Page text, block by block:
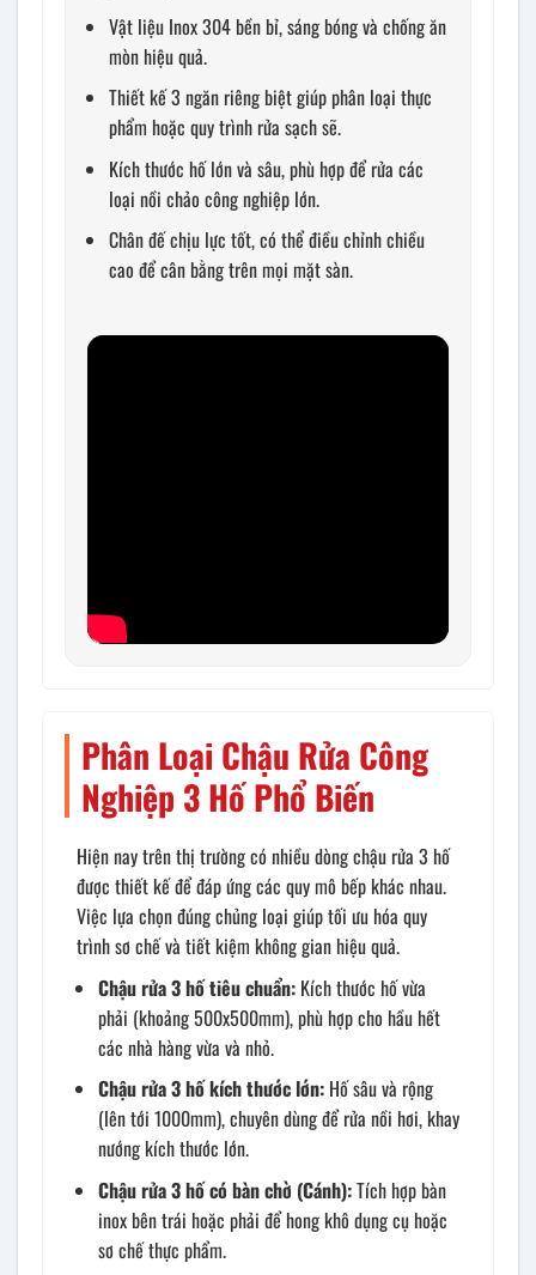
Vật liệu Inox 304 bền bỉ, sáng bóng và chống ăn
mòn hiệu quả.
Thiết kế 3 ngăn riêng biệt giúp phân loại thực
phẩm hoặc quy trình rửa sạch sẽ.
Kích thước hố lớn và sâu, phù hợp để rửa các
loại nồi chảo công nghiệp lớn.
Chân đế chịu lực tốt, có thể điều chỉnh chiều
cao để cân bằng trên mọi mặt sàn.
Phân Loại Chậu Rửa Công
Nghiệp 3 Hố Phổ Biến
Hiện nay trên thị trường có nhiều dòng chậu rửa 3 hố
được thiết kế để đáp ứng các quy mô bếp khác nhau.
Việc lựa chọn đúng chủng loại giúp tối ưu hóa quy
trình sơ chế và tiết kiệm không gian hiệu quả.
Chậu rửa 3 hố tiêu chuẩn: Kích thước hố vừa
phải (khoảng 500x500mm), phù hợp cho hầu hết
các nhà hàng vừa và nhỏ.
Chậu rửa 3 hố kích thước lớn: Hố sâu và rộng
(lên tới 1000mm), chuyên dùng để rửa nồi hơi, khay
nướng kích thước lớn.
Chậu rửa 3 hố có bàn chờ (Cánh):Tích hợp bàn
inox bên trái hoặc phải để hong khô dụng cụ hoặc
sơ chế thực phẩm.